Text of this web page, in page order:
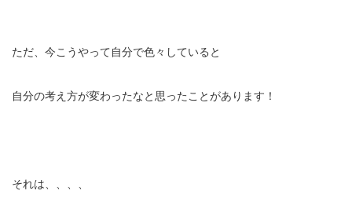
ただ、今こうやって自分で色々していると
自分の考え方が変わったなと思ったことがあります！
それは、、、、